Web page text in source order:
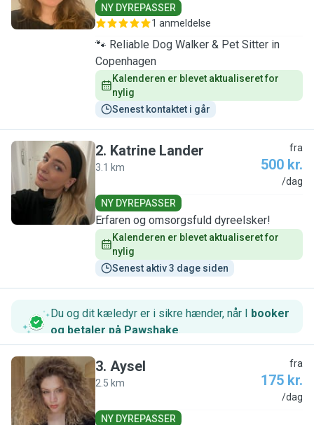
NY DYREPASSER
1 anmeldelse
🐾 Reliable Dog Walker & Pet Sitter in
Copenhagen
Kalenderen er blevet aktualiseret for
nylig
Senest kontaktet i går
K
2. Katrine Lander
3.1 km
fra
500 kr.
/dag
NY DYREPASSER
Erfaren og omsorgsfuld dyreelsker!
Kalenderen er blevet aktualiseret for
nylig
Senest aktiv 3 dage siden
Du og dit kæledyr er i sikre hænder, når I booker
og betaler på Pawshake.
A
3. Aysel
2.5 km
fra
175 kr.
/dag
NY DYREPASSER